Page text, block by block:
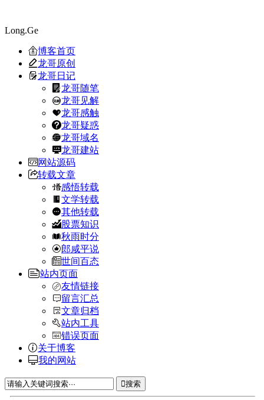
Long.Ge
博客首页
龙哥原创
龙哥日记
龙哥随笔
龙哥见解
龙哥感触
龙哥疑惑
龙哥域名
龙哥建站
网站源码
转载文章
感悟转载
文学转载
其他转载
股票知识
秋雨时分
郎咸平说
世间百态
站内页面
友情链接
留言汇总
文章归档
站内工具
错误页面
关于博客
我的网站
搜索